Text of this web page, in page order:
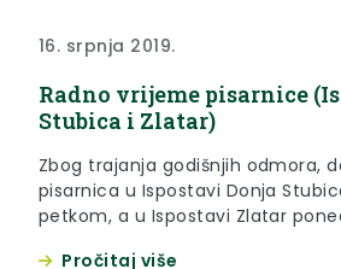
16. srpnja 2019.
Radno vrijeme pisarnice
Stubica i Zlatar)
Zbog trajanja godišnjih odmora,
pisarnica u Ispostavi Donja
petkom, a u Ispostavi Zlatar
Pročitaj više